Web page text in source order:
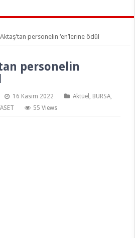
personelin ‘en’lerine ödül
personelin
16 Kasım 2022 Aktüel BURSA,
55 Views